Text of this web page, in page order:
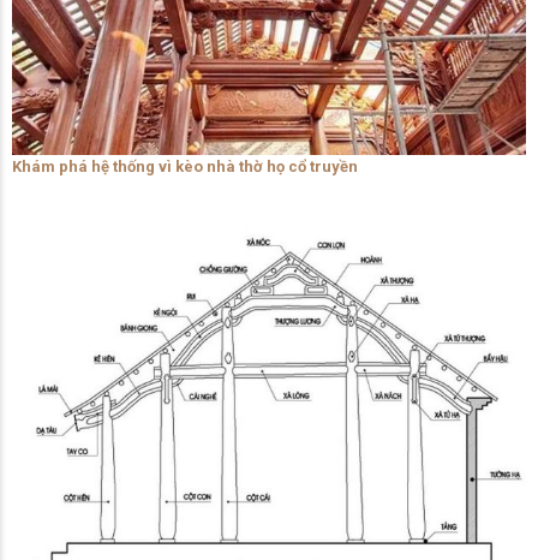
Khám phá hệ thống vì kèo nhà thờ họ cổ truyền